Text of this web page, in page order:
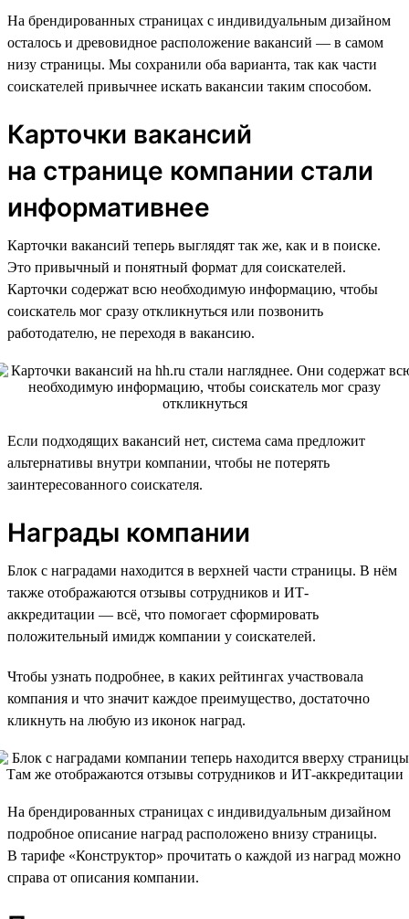
На брендированных страницах с индивидуальным дизайном
осталось и древовидное расположение вакансий — в самом
низу страницы. Мы сохранили оба варианта, так как части
соискателей привычнее искать вакансии таким способом.
Карточки вакансий
на странице компании стали
информативнее
Карточки вакансий теперь выглядят так же, как и в поиске.
Это привычный и понятный формат для соискателей.
Карточки содержат всю необходимую информацию, чтобы
соискатель мог сразу откликнуться или позвонить
работодателю, не переходя в вакансию.
Если подходящих вакансий нет, система сама предложит
альтернативы внутри компании, чтобы не потерять
заинтересованного соискателя.
Награды компании
Блок с наградами находится в верхней части страницы. В нём
также отображаются отзывы сотрудников и ИТ-
аккредитации — всё, что помогает сформировать
положительный имидж компании у соискателей.
Чтобы узнать подробнее, в каких рейтингах участвовала
компания и что значит каждое преимущество, достаточно
кликнуть на любую из иконок наград.
На брендированных страницах с индивидуальным дизайном
подробное описание наград расположено внизу страницы.
В тарифе «Конструктор» прочитать о каждой из наград можно
справа от описания компании.